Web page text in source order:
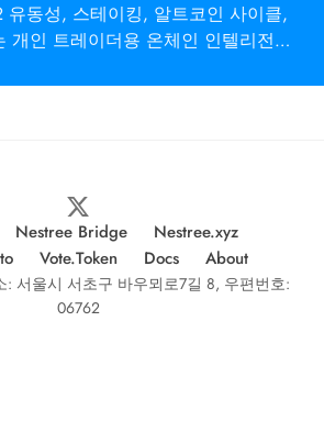
유동성, 스테이킹, 알트코인 사이클,
개인 트레이더용 온체인 인텔리전스
Nestree Bridge
Nestree.xyz
Vote.Token Docs About
서울시 서초구 바우뫼로7길 8, 우편번호:
06762